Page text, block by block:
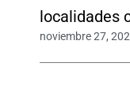
localidades
noviembre 27,